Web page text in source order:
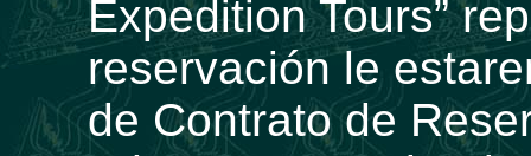
Expedition Tours”
reservación le
de Contrato de